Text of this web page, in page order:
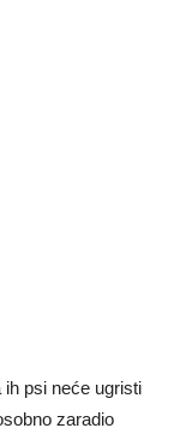
ih psi neće ugristi
zaradio